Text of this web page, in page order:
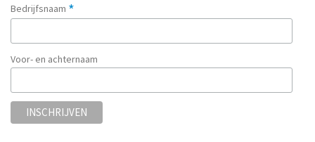
Bedrijfsnaam *
Voor- en achternaam